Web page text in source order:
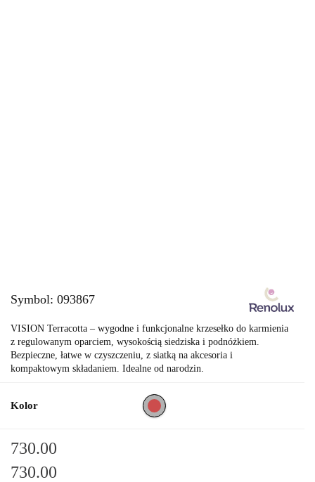
Symbol: 093867
VISION Terracotta – wygodne i funkcjonalne krzesełko do karmienia
z regulowanym oparciem, wysokością siedziska i podnóżkiem.
Bezpieczne, łatwe w czyszczeniu, z siatką na akcesoria i
kompaktowym składaniem. Idealne od narodzin.
Kolor
730.00
730.00